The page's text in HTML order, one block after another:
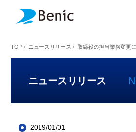
ベ
TOP › ニュースリリース › 取締役の担当業務変更
ニュースリリース
2019/01/01